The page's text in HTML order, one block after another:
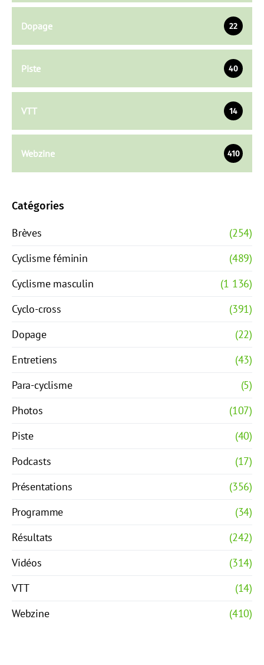
Dopage 22
Piste 40
VTT 14
Webzine 410
Catégories
Brèves
(254)
Cyclisme féminin
(489)
Cyclisme masculin
(1 136)
Cyclo-cross
(391)
Dopage
(22)
Entretiens
(43)
Para-cyclisme
(5)
Photos
(107)
Piste
(40)
Podcasts
(17)
Présentations
(356)
Programme
(34)
Résultats
(242)
Vidéos
(314)
VTT
(14)
Webzine
(410)